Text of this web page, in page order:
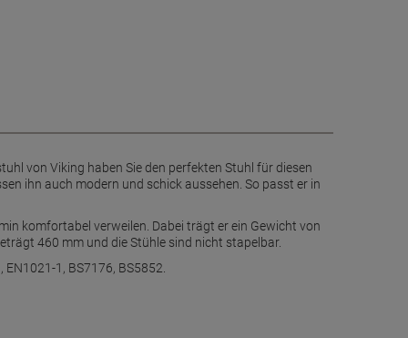
von Viking haben Sie den perfekten Stuhl für diesen
ihn auch modern und schick aussehen. So passt er in
komfortabel verweilen. Dabei trägt er ein Gewicht von
460 mm und die Stühle sind nicht stapelbar.
1, BS7176, BS5852.